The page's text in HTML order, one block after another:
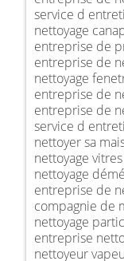
service d
nettoyage
entreprise de
entreprise de
nettoyage
entreprise de
entreprise de
service d
nettoyer sa
nettoyage
nettoyage
entreprise de
compagnie de
nettoyage
entreprise
nettoyeur